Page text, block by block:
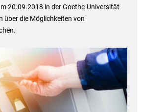
20.09.2018 in der Goethe-Universität
über die Möglichkeiten von